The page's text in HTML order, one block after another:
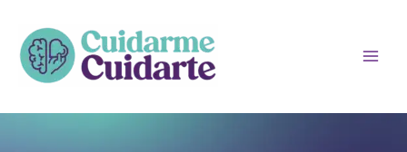
contenido